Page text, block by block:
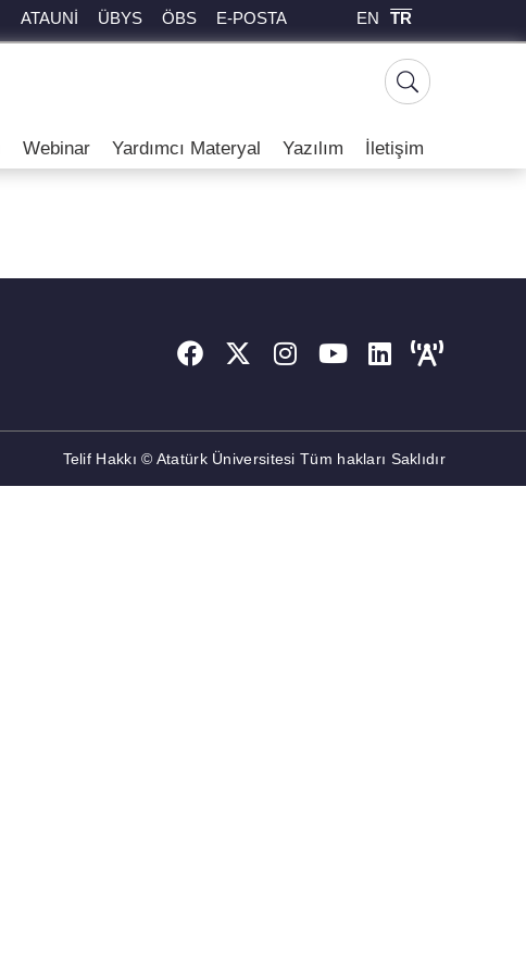
ATAUNİ ÜBYS ÖBS E-POSTA EN TR
Webinar Yardımcı Materyal Yazılım İletişim
Telif Hakkı © Atatürk Üniversitesi Tüm hakları Saklıdır